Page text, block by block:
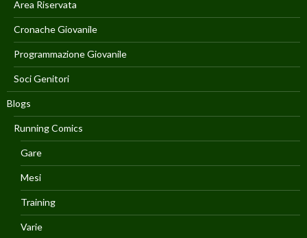
Area Riservata
Cronache Giovanile
Programmazione Giovanile
Soci Genitori
Blogs
Running Comics
Gare
Mesi
Training
Varie